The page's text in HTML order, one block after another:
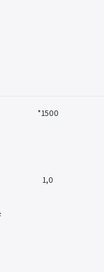
1500*
1,0